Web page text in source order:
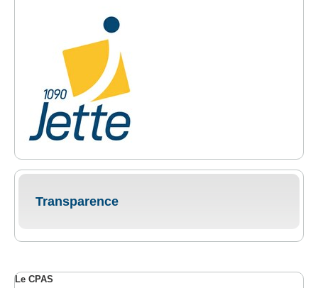
Transparence
Le CPAS